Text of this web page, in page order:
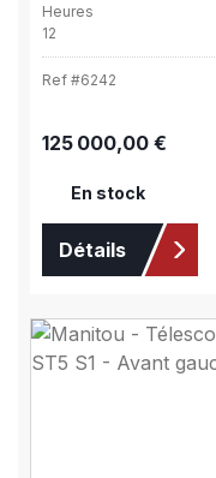
Heures
12
Ref #6242
Prix régulier :
125 000,00 €
En stock
Détails